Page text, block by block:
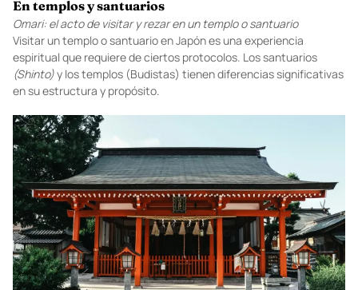
cuenta durante tu estancia en el país del sol naciente.
En templos y santuarios
Omari: el acto de visitar y rezar en un templo o santuario
Visitar un templo o santuario en Japón es una experiencia
espiritual que requiere de ciertos protocolos. Los santuarios
(Shinto) y los templos (Budistas) tienen diferencias significativas
en su estructura y propósito.